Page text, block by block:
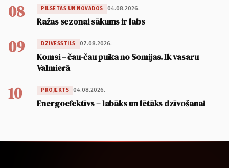
08 PILSĒTĀS UN NOVADOS 04.08.2026.
Ražas sezonai sākums ir labs
09 DZĪVESSTILS 07.08.2026.
Komsi – čau-čau puika no Somijas. Ik vasaru
Valmierā
10 PROJEKTS 04.08.2026.
Energoefektīvs – labāks un lētāks dzīvošanai